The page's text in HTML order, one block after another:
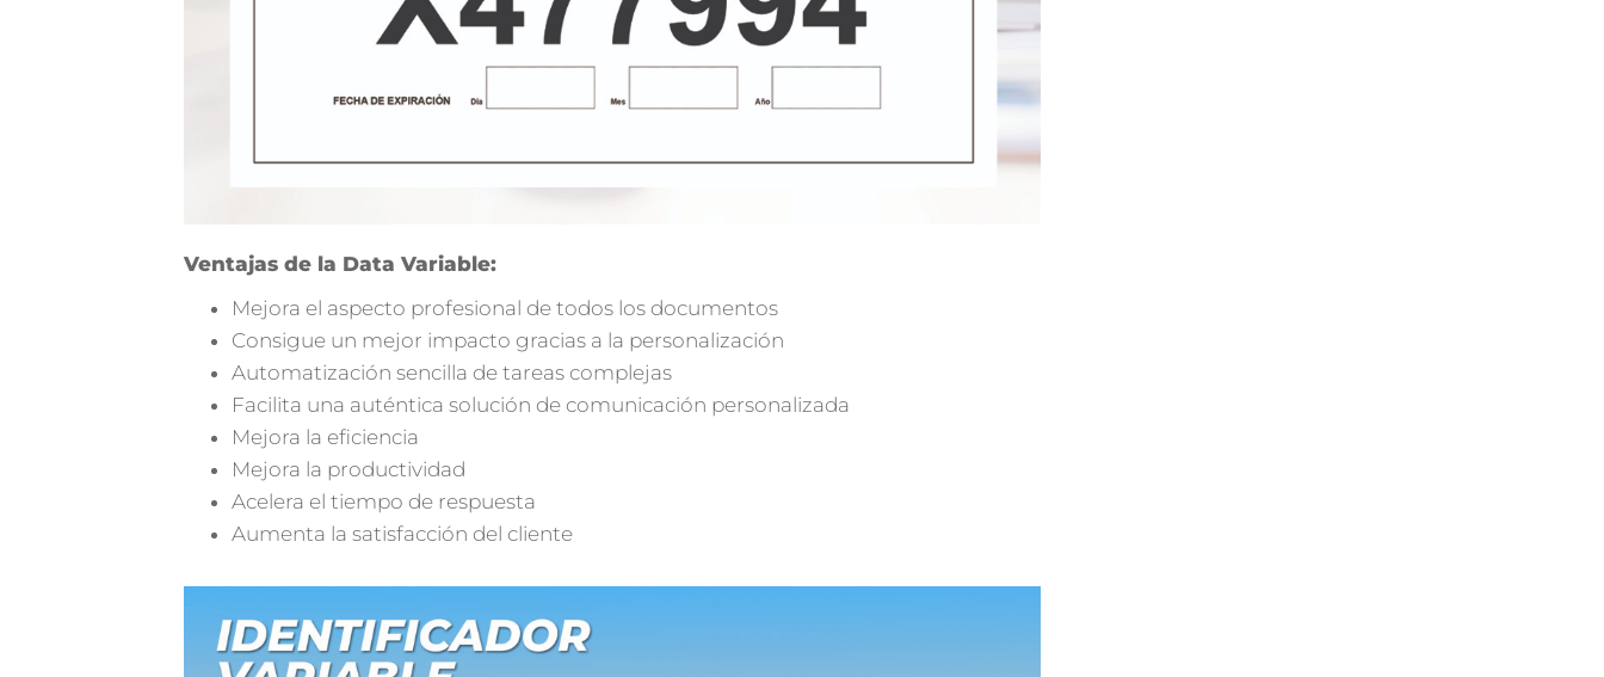
Ventajas de la Data Variable:
Mejora el aspecto profesional de todos los documentos
Consigue un mejor impacto gracias a la personalización
Automatización sencilla de tareas complejas
Facilita una auténtica solución de comunicación personalizada
Mejora la eficiencia
Mejora la productividad
Acelera el tiempo de respuesta
Aumenta la satisfacción del cliente